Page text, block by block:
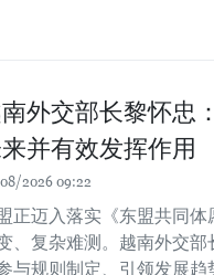
外交部长黎怀忠
并有效发挥作用
2026 09:22
正迈入落实《东盟共同
、复杂难测。越南外交
与规则制定、引领发展趋